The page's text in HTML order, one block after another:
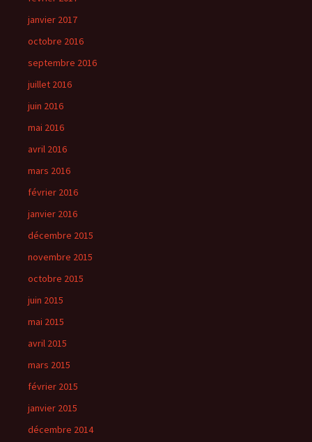
janvier 2017
octobre 2016
septembre 2016
juillet 2016
juin 2016
mai 2016
avril 2016
mars 2016
février 2016
janvier 2016
décembre 2015
novembre 2015
octobre 2015
juin 2015
mai 2015
avril 2015
mars 2015
février 2015
janvier 2015
décembre 2014